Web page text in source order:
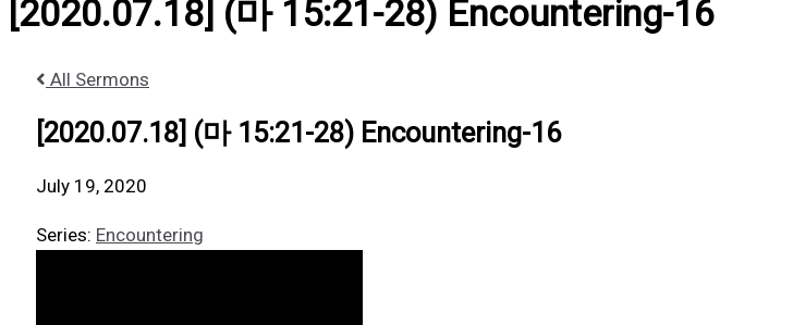
[2020.07.18] (마 15:21-28) Encountering-16
All Sermons
[2020.07.18] (마 15:21-28) Encountering-16
July 19, 2020
Series: Encountering